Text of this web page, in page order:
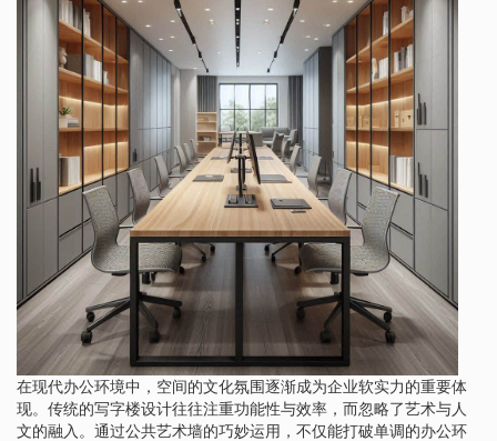
在现代办公环境中，空间的文化氛围逐渐成为企业软实力的重要体
现。传统的写字楼设计往往注重功能性与效率，而忽略了艺术与人
文的融入。通过公共艺术墙的巧妙运用，不仅能打破单调的办公环